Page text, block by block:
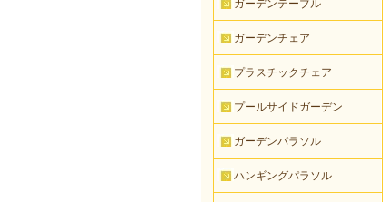
ガーデンテーブル
ガーデンチェア
プラスチックチェア
プールサイドガーデン
ガーデンパラソル
ハンギングパラソル